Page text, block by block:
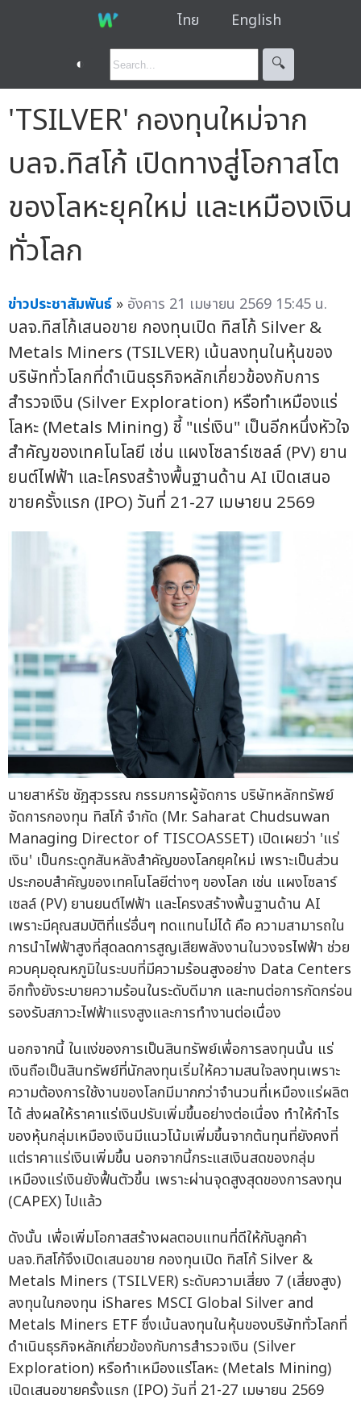
ไทย English
◐ 🔍︎
'TSILVER' กองทุนใหม่จาก
บลจ.ทิสโก้ เปิดทางสู่โอกาสโต
ของโลหะยุคใหม่ และเหมืองเงิน
ทั่วโลก
ข่าวประชาสัมพันธ์ » อังคาร 21 เมษายน 2569 15:45 น.
บลจ.ทิสโก้เสนอขาย กองทุนเปิด ทิสโก้ Silver &
Metals Miners (TSILVER) เน้นลงทุนในหุ้นของ
บริษัททั่วโลกที่ดำเนินธุรกิจหลักเกี่ยวข้องกับการ
สำรวจเงิน (Silver Exploration) หรือทำเหมืองแร่
โลหะ (Metals Mining) ชี้ "แร่เงิน" เป็นอีกหนึ่งหัวใจ
สำคัญของเทคโนโลยี เช่น แผงโซลาร์เซลล์ (PV) ยาน
ยนต์ไฟฟ้า และโครงสร้างพื้นฐานด้าน AI เปิดเสนอ
ขายครั้งแรก (IPO) วันที่ 21-27 เมษายน 2569
นายสาห์รัช ชัฏสุวรรณ กรรมการผู้จัดการ บริษัทหลักทรัพย์
จัดการกองทุน ทิสโก้ จำกัด (Mr. Saharat Chudsuwan
Managing Director of TISCOASSET) เปิดเผยว่า 'แร่
เงิน' เป็นกระดูกสันหลังสำคัญของโลกยุคใหม่ เพราะเป็นส่วน
ประกอบสำคัญของเทคโนโลยีต่างๆ ของโลก เช่น แผงโซลาร์
เซลล์ (PV) ยานยนต์ไฟฟ้า และโครงสร้างพื้นฐานด้าน AI
เพราะมีคุณสมบัติที่แร่อื่นๆ ทดแทนไม่ได้ คือ ความสามารถใน
การนำไฟฟ้าสูงที่สุดลดการสูญเสียพลังงานในวงจรไฟฟ้า ช่วย
ควบคุมอุณหภูมิในระบบที่มีความร้อนสูงอย่าง Data Centers
อีกทั้งยังระบายความร้อนในระดับดีมาก และทนต่อการกัดกร่อน
รองรับสภาวะไฟฟ้าแรงสูงและการทำงานต่อเนื่อง
นอกจากนี้ ในแง่ของการเป็นสินทรัพย์เพื่อการลงทุนนั้น แร่
เงินถือเป็นสินทรัพย์ที่นักลงทุนเริ่มให้ความสนใจลงทุนเพราะ
ความต้องการใช้งานของโลกมีมากกว่าจำนวนที่เหมืองแร่ผลิต
ได้ ส่งผลให้ราคาแร่เงินปรับเพิ่มขึ้นอย่างต่อเนื่อง ทำให้กำไร
ของหุ้นกลุ่มเหมืองเงินมีแนวโน้มเพิ่มขึ้นจากต้นทุนที่ยังคงที่
แต่ราคาแร่เงินเพิ่มขึ้น นอกจากนี้กระแสเงินสดของกลุ่ม
เหมืองแร่เงินยังฟื้นตัวขึ้น เพราะผ่านจุดสูงสุดของการลงทุน
(CAPEX) ไปแล้ว
ดังนั้น เพื่อเพิ่มโอกาสสร้างผลตอบแทนที่ดีให้กับลูกค้า
บลจ.ทิสโก้จึงเปิดเสนอขาย กองทุนเปิด ทิสโก้ Silver &
Metals Miners (TSILVER) ระดับความเสี่ยง 7 (เสี่ยงสูง)
ลงทุนในกองทุน iShares MSCI Global Silver and
Metals Miners ETF ซึ่งเน้นลงทุนในหุ้นของบริษัททั่วโลกที่
ดำเนินธุรกิจหลักเกี่ยวข้องกับการสำรวจเงิน (Silver
Exploration) หรือทำเหมืองแร่โลหะ (Metals Mining)
เปิดเสนอขายครั้งแรก (IPO) วันที่ 21-27 เมษายน 2569